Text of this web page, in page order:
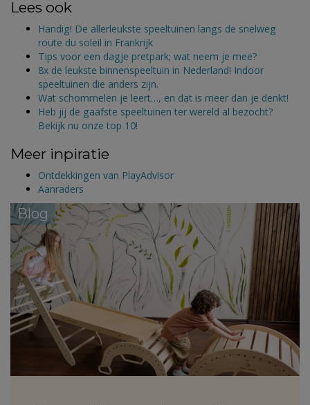
Lees ook
Handig! De allerleukste speeltuinen langs de snelweg
route du soleil in Frankrijk
Tips voor een dagje pretpark; wat neem je mee?
8x de leukste binnenspeeltuin in Nederland! Indoor
speeltuinen die anders zijn.
Wat schommelen je leert…, en dat is meer dan je denkt!
Heb jij de gaafste speeltuinen ter wereld al bezocht?
Bekijk nu onze top 10!
Meer inpiratie
Ontdekkingen van PlayAdvisor
Aanraders
Blog